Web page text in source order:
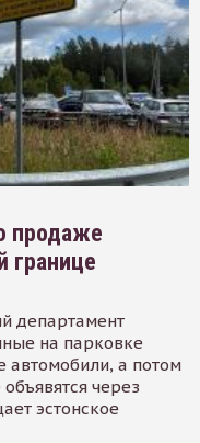
продаже
границе
департамент
на парковке
автомобили, а потом
через
эстонское